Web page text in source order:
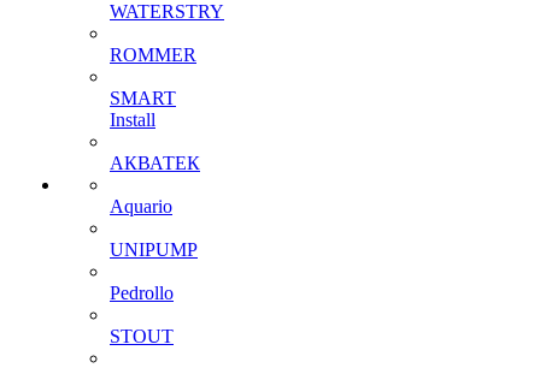
WATERSTRY
ROMMER
SMART
Install
АКВАТЕК
Aquario
UNIPUMP
Pedrollo
STOUT